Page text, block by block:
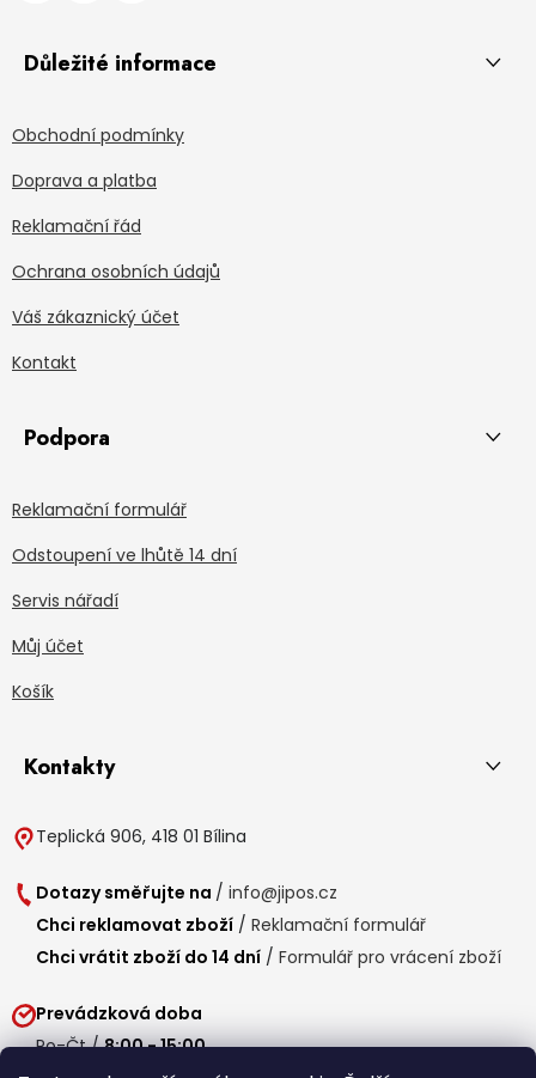
Důležité informace
Obchodní podmínky
Doprava a platba
Reklamační řád
Ochrana osobních údajů
Váš zákaznický účet
Kontakt
Podpora
Reklamační formulář
Odstoupení ve lhůtě 14 dní
Servis nářadí
Můj účet
Košík
Kontakty
Teplická 906, 418 01 Bílina
Dotazy směřujte na / info@jipos.cz
Chci reklamovat zboží / Reklamační formulář
Chci vrátit zboží do 14 dní / Formulář pro vrácení zboží
Prevádzková doba
Po-Čt /8:00 - 15:00